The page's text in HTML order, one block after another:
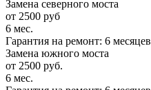
Замена северного моста
от 2500 руб
6 мес.
Гарантия на ремонт: 6 месяцев
Замена южного моста
от 2500 руб.
6 мес.